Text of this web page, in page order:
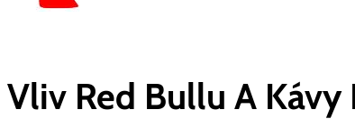
Vliv Red Bullu A Kávy